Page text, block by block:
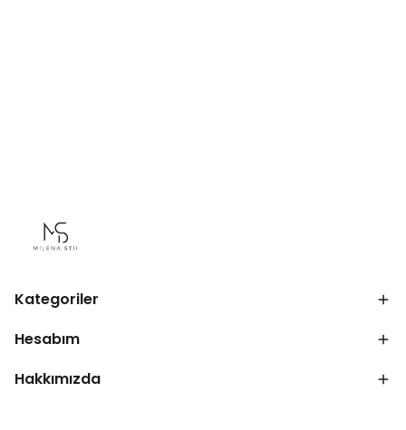
Kategoriler
Hesabım
Hakkımızda